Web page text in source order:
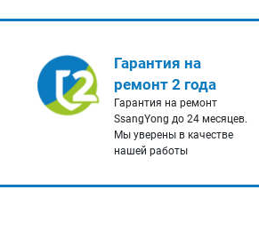
Гарантия на
ремонт 2 года
Гарантия на ремонт
SsangYong до 24 месяцев.
Мы уверены в качестве
нашей работы